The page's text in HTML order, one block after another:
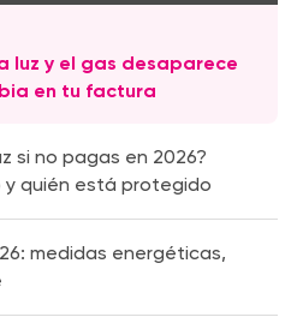
luz y el gas desaparece
en tu factura
si no pagas en 2026?
y quién está protegido
medidas energéticas,